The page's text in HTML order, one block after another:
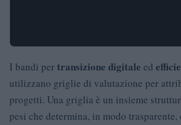
I bandi pertransizione digitale ed
utilizzano griglie di valutazione per
progetti. Una griglia è un insieme
pesi che determina, in modo